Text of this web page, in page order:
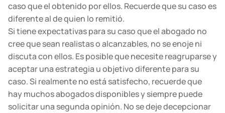
caso que el obtenido por ellos. Recuerde que su caso es
diferente al de quien lo remitió.
Si tiene expectativas para su caso que el abogado no
cree que sean realistas o alcanzables, no se enoje ni
discuta con ellos. Es posible que necesite reagruparse y
aceptar una estrategia u objetivo diferente para su
caso. Si realmente no está satisfecho, recuerde que
hay muchos abogados disponibles y siempre puede
solicitar una segunda opinión. No se deje decepcionar